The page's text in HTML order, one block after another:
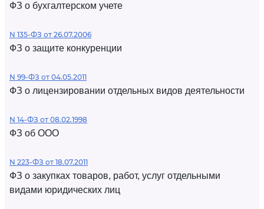
ФЗ о бухгалтерском учете
N 135-ФЗ от 26.07.2006
ФЗ о защите конкуренции
N 99-ФЗ от 04.05.2011
ФЗ о лицензировании отдельных видов деятельности
N 14-ФЗ от 08.02.1998
ФЗ об ООО
N 223-ФЗ от 18.07.2011
ФЗ о закупках товаров, работ, услуг отдельными
видами юридических лиц